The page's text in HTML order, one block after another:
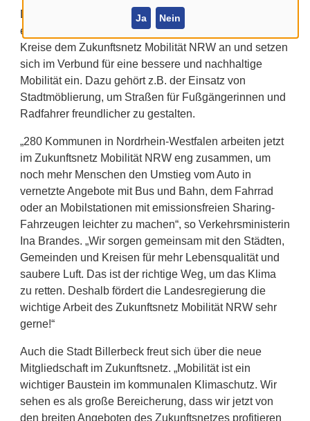
Ja Nein
Dazu wurde nach Dortmund ins Dortmunder U
eingeladen. Nun gehören 280 Städte, Gemeinden und
Kreise dem Zukunftsnetz Mobilität NRW an und setzen
sich im Verbund für eine bessere und nachhaltige
Mobilität ein. Dazu gehört z.B. der Einsatz von
Stadtmöblierung, um Straßen für Fußgängerinnen und
Radfahrer freundlicher zu gestalten.
„280 Kommunen in Nordrhein-Westfalen arbeiten jetzt
im Zukunftsnetz Mobilität NRW eng zusammen, um
noch mehr Menschen den Umstieg vom Auto in
vernetzte Angebote mit Bus und Bahn, dem Fahrrad
oder an Mobilstationen mit emissionsfreien Sharing-
Fahrzeugen leichter zu machen“, so Verkehrsministerin
Ina Brandes. „Wir sorgen gemeinsam mit den Städten,
Gemeinden und Kreisen für mehr Lebensqualität und
saubere Luft. Das ist der richtige Weg, um das Klima
zu retten. Deshalb fördert die Landesregierung die
wichtige Arbeit des Zukunftsnetz Mobilität NRW sehr
gerne!“
Auch die Stadt Billerbeck freut sich über die neue
Mitgliedschaft im Zukunftsnetz. „Mobilität ist ein
wichtiger Baustein im kommunalen Klimaschutz. Wir
sehen es als große Bereicherung, dass wir jetzt von
den breiten Angeboten des Zukunftsnetzes profitieren